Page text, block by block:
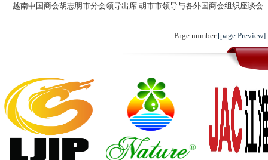
越南中国商会胡志明市分会领导出席 胡市市领导与各外国商会组织座谈会
Page number [page Preview]